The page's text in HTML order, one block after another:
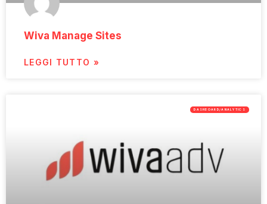
Wiva Manage Sites
LEGGI TUTTO »
DASHBOARD/ANALYTICS